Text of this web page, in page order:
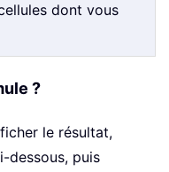
dont vous
?
le résultat,
dessous, puis